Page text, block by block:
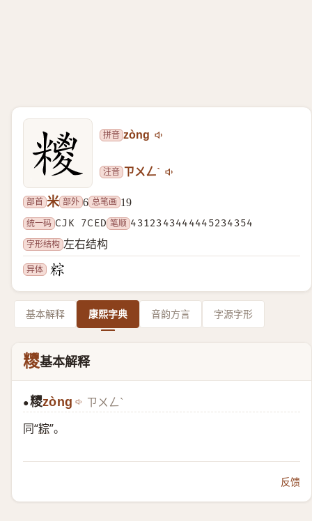
拼音 zòng
注音 ㄗㄨㄥˋ
部首 米 部外 6 总笔画 19
统一码 CJK 7CED 笔顺 4312343444445234354
字形结构 左右结构
异体
基本解释 康熙字典 音韵方言 字源字形
糭基本解释
●糭zòng ㄗㄨㄥˋ
同“粽”。
反馈